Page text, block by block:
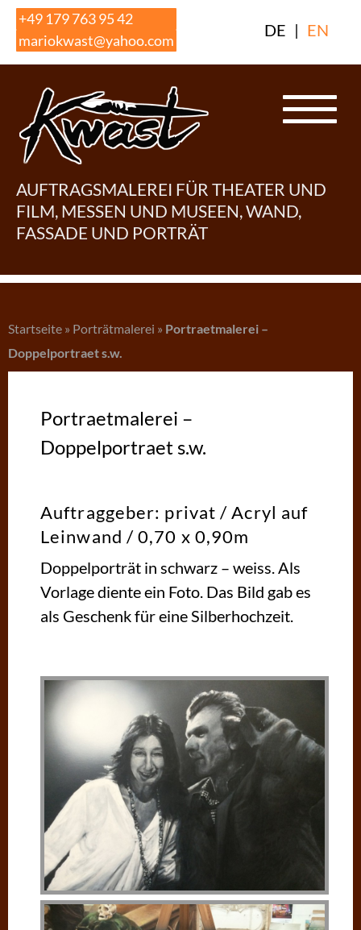
Skip
content
+49 179 763 95 42
mariokwast@yahoo.com
DE | EN
AUFTRAGSMALEREI FÜR THEATER UND
FILM, MESSEN UND MUSEEN, WAND,
FASSADE UND PORTRÄT
Startseite » Porträtmalerei » Portraetmalerei –
Doppelportraet s.w.
Portraetmalerei –
Doppelportraet s.w.
Auftraggeber: privat / Acryl auf
Leinwand / 0,70 x 0,90m
Doppelporträt in schwarz – weiss. Als
Vorlage diente ein Foto. Das Bild gab es
als Geschenk für eine Silberhochzeit.